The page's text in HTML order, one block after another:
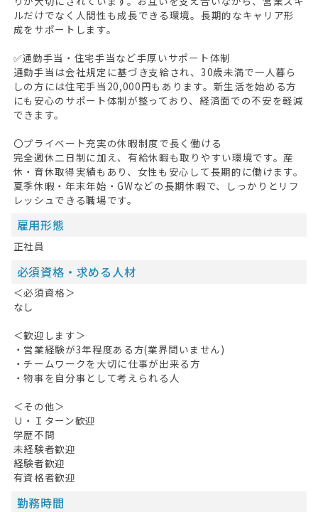
HOME
ログイン
キープした求人 0
お問い合わせ
掲載希望の方へ
ルだけでなく人間性も成長できる環境。長期的なキャリア形
成をサポートします。
✅通勤手当・住宅手当など手厚いサポート体制
通勤手当は会社規定に基づき支給され、30歳未満で一人暮ら
しの方には住宅手当20,000円もあります。新生活を始める方
にも安心のサポート体制が整っており、経済面での不安を軽減
できます。
〇プライベート充実の休暇制度で長く働ける
完全週休二日制に加え、有給休暇も取りやすい環境です。産
休・育休取得実績もあり、女性も安心して長期的に働けます。
夏季休暇・年末年始・GWなどの長期休暇で、しっかりとリフ
レッシュできる職場です。
雇用形態
正社員
必須資格・求める人材
＜必須資格＞
なし
＜歓迎します＞
・営業経験が3年程度ある方(業界問いません)
・チームワークを大切に仕事が出来る方
・物事を自分事として考えられる人
＜その他＞
Ｕ・Ｉターン歓迎
学歴不問
未経験者歓迎
経験者歓迎
有資格者歓迎
勤務時間